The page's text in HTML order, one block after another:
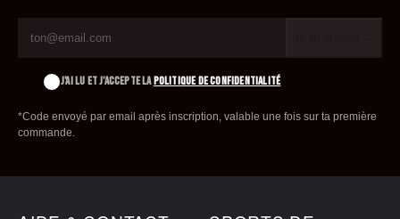
J'AI LU ET J'ACCEPTE LAPOLITIQUE DE CONFIDENTIALITÉ
*Code envoyé par email après inscription, valable une fois sur ta première
commande.